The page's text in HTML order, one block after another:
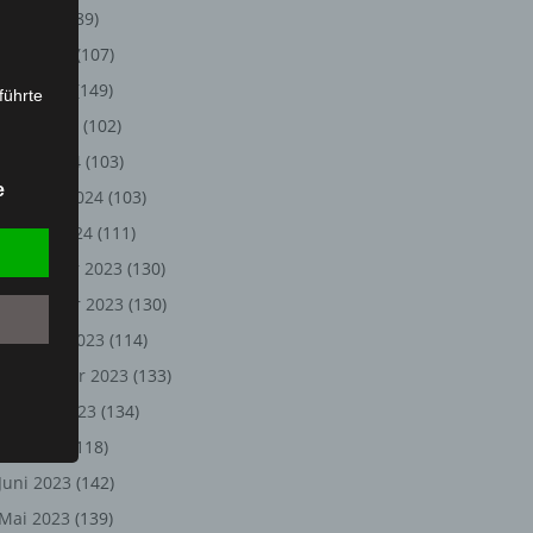
(89)
(107)
Mai 2024
(149)
(102)
März 2024 (103)
2024 (103)
2024 (111)
Dezember 2023 (130)
November 2023 (130)
2023 (114)
September 2023 (133)
August 2023 (134)
(118)
Juni 2023 (142)
Mai 2023 (139)